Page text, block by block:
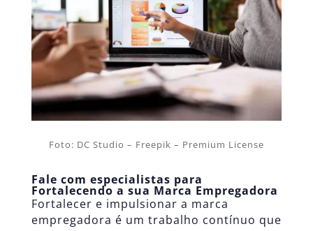
Foto: DC Studio – Freepik – Premium License
Fale com especialistas para
Fortalecendo a sua Marca Empregadora
Fortalecer e impulsionar a marca
empregadora é um trabalho contínuo que